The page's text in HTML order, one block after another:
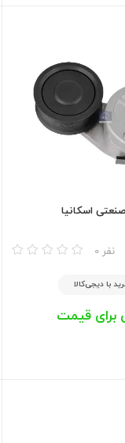
اسکانیا
0 نفر
با دیجی‌کالا
برای قیمت